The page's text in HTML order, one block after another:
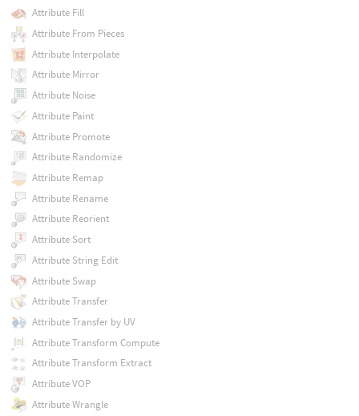
Attribute Fill
Attribute From Pieces
Attribute Interpolate
Attribute Mirror
Attribute Noise
Attribute Paint
Attribute Promote
Attribute Randomize
Attribute Remap
Attribute Rename
Attribute Reorient
Attribute Sort
Attribute String Edit
Attribute Swap
Attribute Transfer
Attribute Transfer by UV
Attribute Transform Compute
Attribute Transform Extract
Attribute VOP
Attribute Wrangle